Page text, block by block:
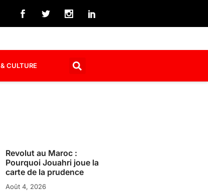
CULTURE
Revolut au Maroc :
Pourquoi Jouahri joue la
carte de la prudence
Août 4, 2026